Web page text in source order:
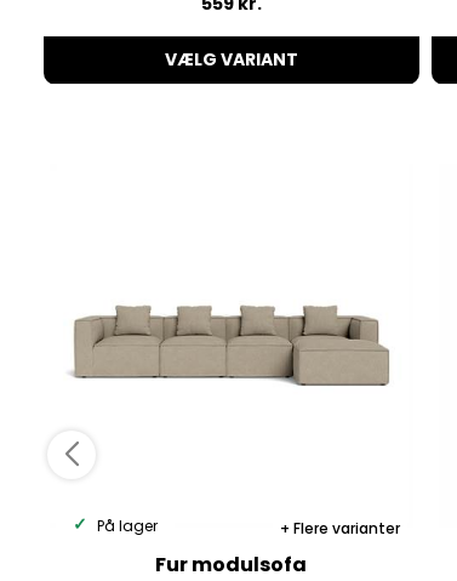
VÆLG VARIANT
Flere varianter
På lager
Fur modulsofa